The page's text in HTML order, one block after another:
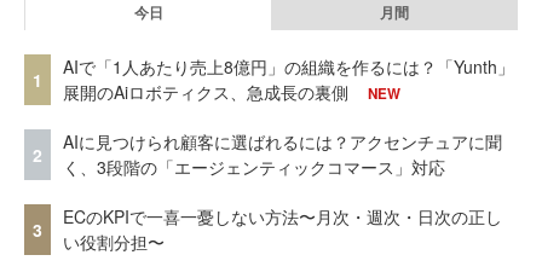
今日 月間
1
AIで「1人あたり売上8億円」の組織を作るには？「Yunth」
展開のAiロボティクス、急成長の裏側
NEW
2
AIに見つけられ顧客に選ばれるには？アクセンチュアに聞
く、3段階の「エージェンティックコマース」対応
3
ECのKPIで一喜一憂しない方法〜月次・週次・日次の正し
い役割分担〜